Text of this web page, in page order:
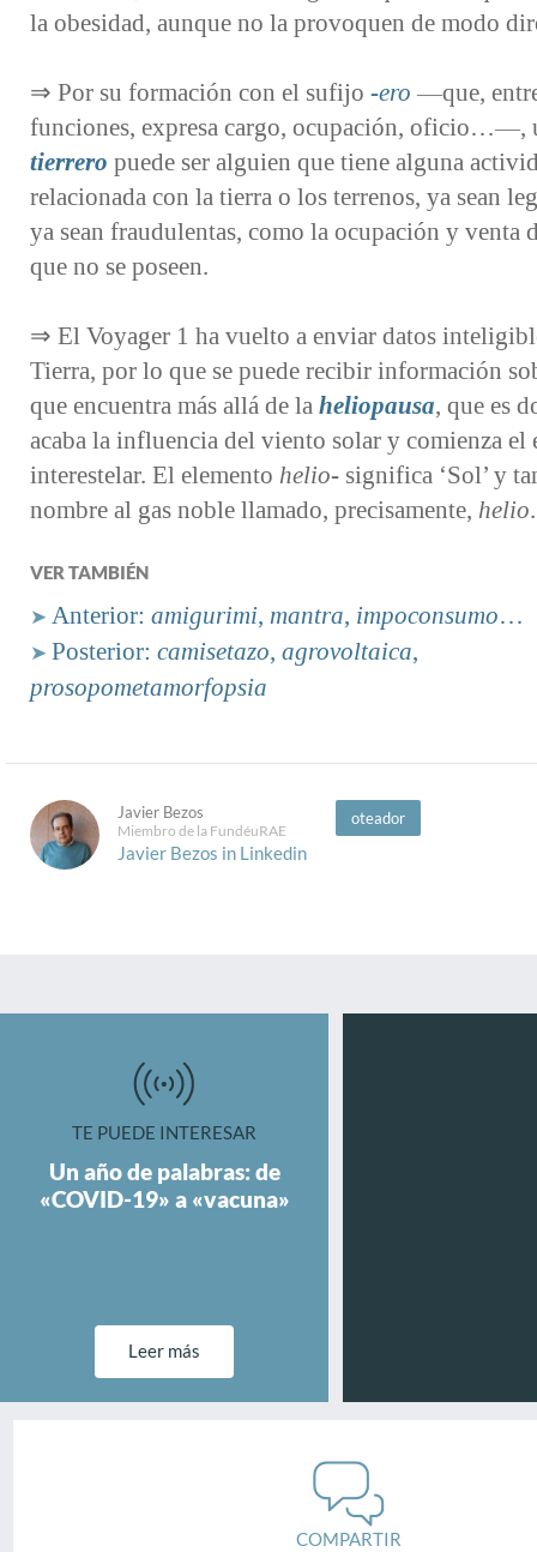
la obesidad, aunque no la provoquen de modo
⇒ Por su formación con el sufijo -ero —que,
funciones, expresa cargo, ocupación, oficio…—,
tierrero puede ser alguien que tiene alguna
relacionada con la tierra o los terrenos, ya sean
ya sean fraudulentas, como la ocupación y venta
que no se poseen.
⇒ El Voyager 1 ha vuelto a enviar datos
Tierra, por lo que se puede recibir información
que encuentra más allá de la heliopausa, que es
acaba la influencia del viento solar y comienza el
interestelar. El elemento helio- significa ‘Sol’ y
nombre al gas noble llamado, precisamente, helio.
VER TAMBIÉN
➤ Anterior: amigurimi, mantra, impoconsumo…
➤ Posterior: camisetazo, agrovoltaica,
prosopometamorfopsia
Javier Bezos
Miembro de la FundéuRAE
Javier Bezos in Linkedin
oteador
TE PUEDE INTERESAR
Un año de palabras: de
«COVID-19» a «vacuna»
Leer más
COMPARTIR